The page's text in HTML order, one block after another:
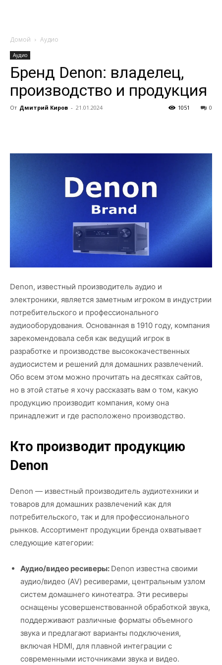
Домой Аудио
Аудио
Бренд Denon: владелец,
производство и продукция
От Дмитрий Киров - 21.01.2024 0
1051
Denon, известный производитель аудио и
электроники, является заметным игроком в индустрии
потребительского и профессионального
аудиооборудования. Основанная в 1910 году, компания
зарекомендовала себя как ведущий игрок в
разработке и производстве высококачественных
аудиосистем и решений для домашних развлечений.
Обо всем этом можно прочитать на десятках сайтов,
но в этой статье я хочу рассказать вам о том, какую
продукцию производит компания, кому она
принадлежит и где расположено производство.
Кто производит продукцию
Denon
Denon — известный производитель аудиотехники и
товаров для домашних развлечений как для
потребительского, так и для профессионального
рынков. Ассортимент продукции бренда охватывает
следующие категории:
Аудио/видео ресиверы: Denon известна своими
аудио/видео (AV) ресиверами, центральным узлом
систем домашнего кинотеатра. Эти ресиверы
оснащены усовершенствованной обработкой звука,
поддерживают различные форматы объемного
звука и предлагают варианты подключения,
включая HDMI, для плавной интеграции с
современными источниками звука и видео.